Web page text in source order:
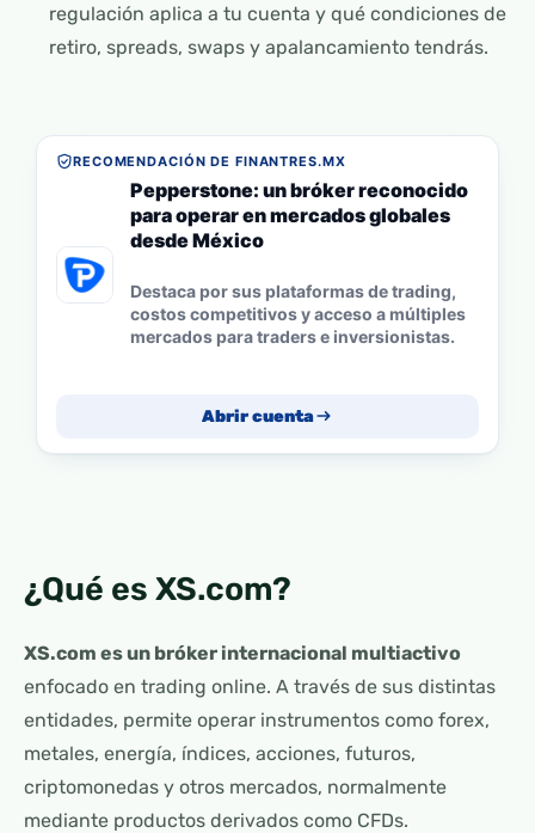
regulación aplica a tu cuenta y qué condiciones de
retiro, spreads, swaps y apalancamiento tendrás.
RECOMENDACIÓN DE FINANTRES.MX
Pepperstone: un bróker reconocido
para operar en mercados globales
desde México
Destaca por sus plataformas de trading,
costos competitivos y acceso a múltiples
mercados para traders e inversionistas.
Abrir cuenta
¿Qué es XS.com?
XS.com es un bróker internacional multiactivo
enfocado en trading online. A través de sus distintas
entidades, permite operar instrumentos como forex,
metales, energía, índices, acciones, futuros,
criptomonedas y otros mercados, normalmente
mediante productos derivados como CFDs.